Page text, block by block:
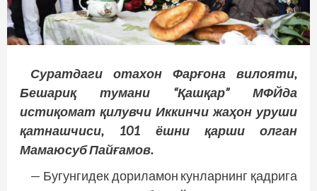
Суратдаги отахон Фарғона вилояти,
Бешариқ тумани “Қашқар” МФЙда
истиқомат қилувчи Иккинчи жаҳон уруши
қатнашчиси, 101 ёшни қарши олган
Мамаюсуб Пайғамов.
— Бугунгидек дориламон кунларнинг қадрига